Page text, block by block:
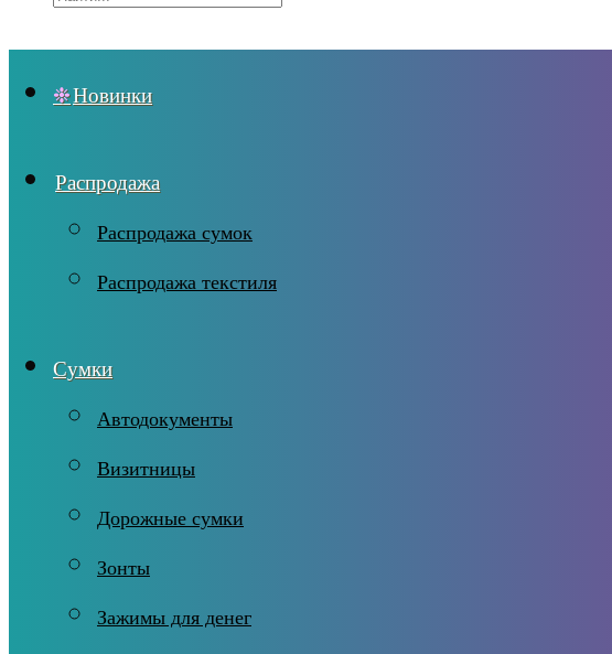
Новинки
Распродажа
Распродажа сумок
Распродажа текстиля
Сумки
Автодокументы
Визитницы
Дорожные сумки
Зонты
Зажимы для денег